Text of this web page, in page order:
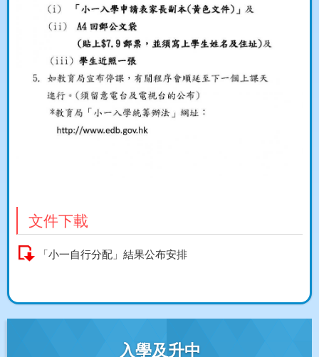
文件下載
「小一自行分配」結果公布安排
入學及升中